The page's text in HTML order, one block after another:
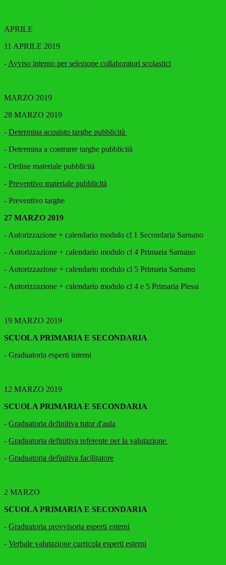
APRILE
11 APRILE 2019
- Avviso interno per selezione collaboratori scolastici
MARZO 2019
28 MARZO 2019
- Determina acquisto targhe pubblicità
- Determina a contrarre targhe pubblicità
- Ordine materiale pubblicità
- Preventivo materiale pubblicità
- Preventivo targhe
27 MARZO 2019
- Autorizzazione + calendario modulo cl 1 Secondaria Sarnano
- Autorizzazione + calendario modulo cl 4 Primaria Sarnano
- Autorizzazione + calendario modulo cl 5 Primaria Sarnano
- Autorizzazione + calendario modulo cl 4 e 5 Primaria Plessi
19 MARZO 2019
SCUOLA PRIMARIA E SECONDARIA
- Graduatoria esperti interni
12 MARZO 2019
SCUOLA PRIMARIA E SECONDARIA
- Graduatoria definitiva tutor d'aula
- Graduatoria definitiva referente per la valutazione
- Graduatoria definitiva facilitatore
2 MARZO
SCUOLA PRIMARIA E SECONDARIA
- Graduatoria provvisoria esperti esterni
- Verbale valutazione curricola esperti esterni